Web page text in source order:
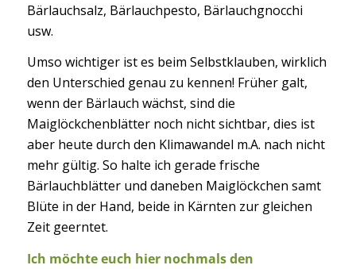
Bärlauchsalz, Bärlauchpesto, Bärlauchgnocchi
usw.
Umso wichtiger ist es beim Selbstklauben, wirklich
den Unterschied genau zu kennen! Früher galt,
wenn der Bärlauch wächst, sind die
Maiglöckchenblätter noch nicht sichtbar, dies ist
aber heute durch den Klimawandel m.A. nach nicht
mehr gültig. So halte ich gerade frische
Bärlauchblätter und daneben Maiglöckchen samt
Blüte in der Hand, beide in Kärnten zur gleichen
Zeit geerntet.
Ich möchte euch hier nochmals den